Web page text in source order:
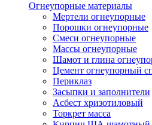
Огнеупорные материалы
Мертели огнеупорные
Порошки огнеупорные
Смеси огнеупорные
Массы огнеупорные
Шамот и глина
Цемент огнеупорный
Периклаз
Засыпки и заполнители
Асбест хризотиловый
Торкрет масса